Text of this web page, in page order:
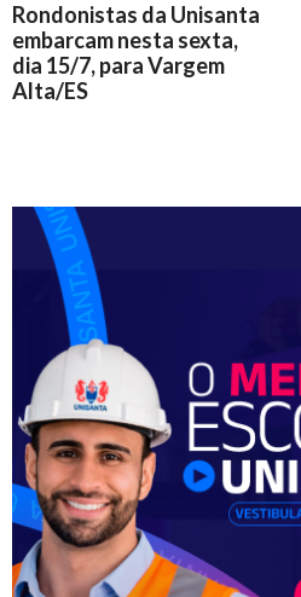
Rondonistas da Unisanta
embarcam nesta sexta,
dia 15/7, para Vargem
Alta/ES